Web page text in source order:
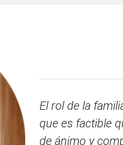
El rol de la
que es factible
de ánimo y